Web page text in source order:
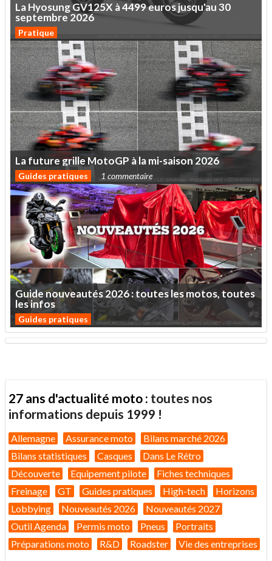
LaHyosungGV125X à4499eurosjusqu'au30
septembre 2026
Pratique
Lafuturegrille MotoGP àlami-saison 2026
Guides pratiques 1 commentaire
Guidenouveautés2026:touteslesmotos,toutes
lesinfos
Guides pratiques
27 ans d'actualité moto : toutes nos
informations depuis 1999 !
Allemagne Assurance moto
Bilans marché 2026
Bilans statistiques
Casques
Dans Le Rétro
Découverte
Equipement pilote
Fiches techniques
Freinage
GT Guides pratiques High-tech
Horizons
Lobbying
Nouveautés 2026
Nouveautés 2027
Outil Agenda
Permis moto Pneus
Portraits
Préparations moto
R&D Roadster Vie des entreprises